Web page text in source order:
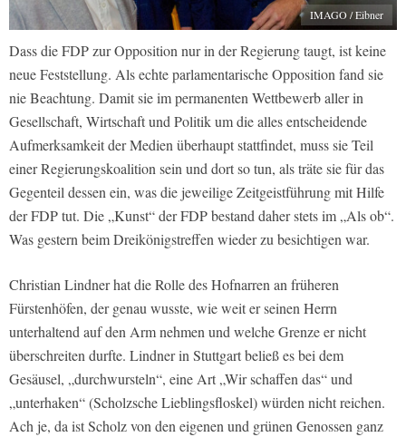
IMAGO / Eibner
Dass die FDP zur Opposition nur in der Regierung taugt, ist keine
neue Feststellung. Als echte parlamentarische Opposition fand sie
nie Beachtung. Damit sie im permanenten Wettbewerb aller in
Gesellschaft, Wirtschaft und Politik um die alles entscheidende
Aufmerksamkeit der Medien überhaupt stattfindet, muss sie Teil
einer Regierungskoalition sein und dort so tun, als träte sie für das
Gegenteil dessen ein, was die jeweilige Zeitgeistführung mit Hilfe
der FDP tut. Die „Kunst“ der FDP bestand daher stets im „Als ob“.
Was gestern beim Dreikönigstreffen wieder zu besichtigen war.
Christian Lindner hat die Rolle des Hofnarren an früheren
Fürstenhöfen, der genau wusste, wie weit er seinen Herrn
unterhaltend auf den Arm nehmen und welche Grenze er nicht
überschreiten durfte. Lindner in Stuttgart beließ es bei dem
Gesäusel, „durchwursteln“, eine Art „Wir schaffen das“ und
„unterhaken“ (Scholzsche Lieblingsfloskel) würden nicht reichen.
Ach je, da ist Scholz von den eigenen und grünen Genossen ganz